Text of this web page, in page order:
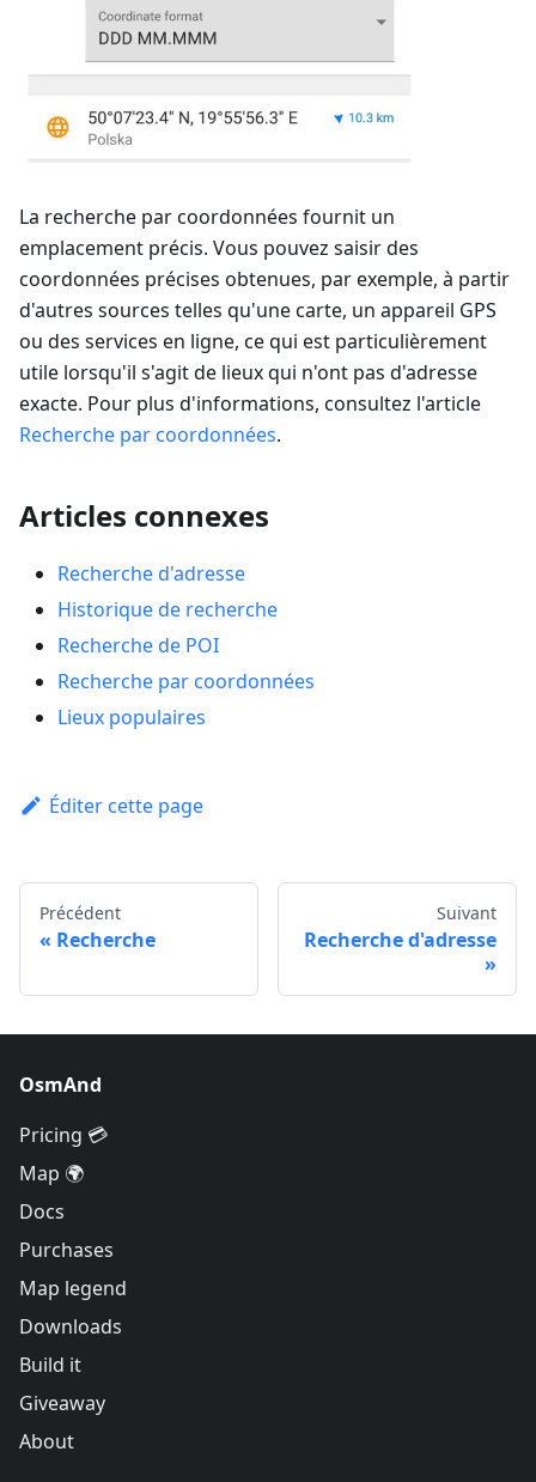
La recherche par coordonnées fournit un
emplacement précis. Vous pouvez saisir des
coordonnées précises obtenues, par exemple, à partir
d'autres sources telles qu'une carte, un appareil GPS
ou des services en ligne, ce qui est particulièrement
utile lorsqu'il s'agit de lieux qui n'ont pas d'adresse
exacte. Pour plus d'informations, consultez l'article
Recherche par coordonnées.
Articles connexes
Recherche d'adresse
Historique de recherche
Recherche de POI
Recherche par coordonnées
Lieux populaires
Éditer cette page
Précédent
Recherche
Suivant
Recherche d'adresse
OsmAnd
Pricing 💳
Map 🌍
Docs
Purchases
Map legend
Downloads
Build it
Giveaway
About